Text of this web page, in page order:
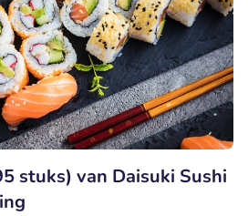
stuks) van Daisuki Sushi